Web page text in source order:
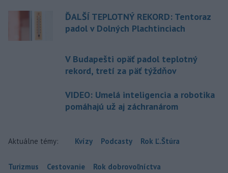
ĎALŠÍ TEPLOTNÝ REKORD: Tentoraz
padol v Dolných Plachtinciach
V Budapešti opäť padol teplotný
rekord, tretí za päť týždňov
VIDEO: Umelá inteligencia a robotika
pomáhajú už aj záchranárom
Aktuálne témy: Kvízy Podcasty Rok Ľ.Štúra
Turizmus Cestovanie Rok dobrovoľníctva